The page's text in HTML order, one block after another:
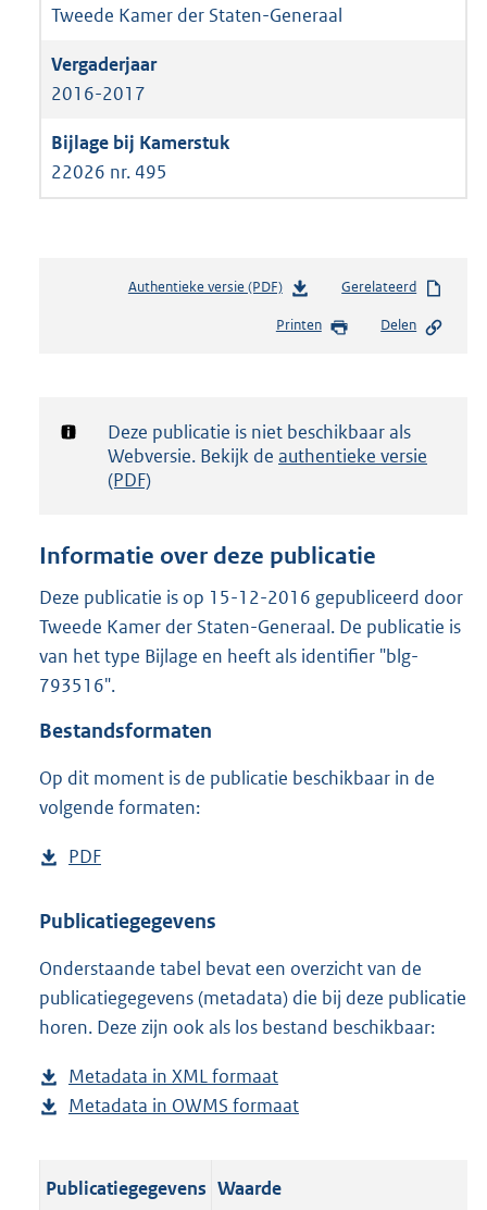
Tweede Kamer der Staten-Generaal
2016-2017
22026 nr. 495
Authentieke versie (PDF)b
s
d
g
t
e
:
9
Gerelateerd
Printen Delen
Notificatie:
Deze publicatie is niet beschikbaar als
Webversie. Bekijk de authentieke versie
(PDF)
Informatie over deze publicatie
Deze publicatie is op 15-12-2016 gepubliceerd door
Tweede Kamer der Staten-Generaal. De publicatie is
van het type Bijlage en heeft als identifier "blg-
793516".
Bestandsformaten
Op dit moment is de publicatie beschikbaar in de
volgende formaten:
D
w
l
o
a
p
u
l
PDF
s
a
n
d
g
r
o
Publicatiegegevens
Onderstaande tabel bevat een overzicht van de
publicatiegegevens (metadata) die bij deze publicatie
horen. Deze zijn ook als los bestand beschikbaar:
Metadata in XML formaat
e
a
Metadata in OWMS formaat
Publicatiegegevens Waarde